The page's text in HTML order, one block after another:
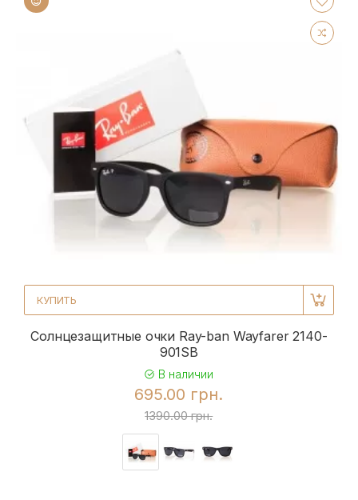
КУПИТЬ
Солнцезащитные очки Ray-ban Wayfarer 2140-
901SB
В наличии
695.00 грн.
1390.00 грн.